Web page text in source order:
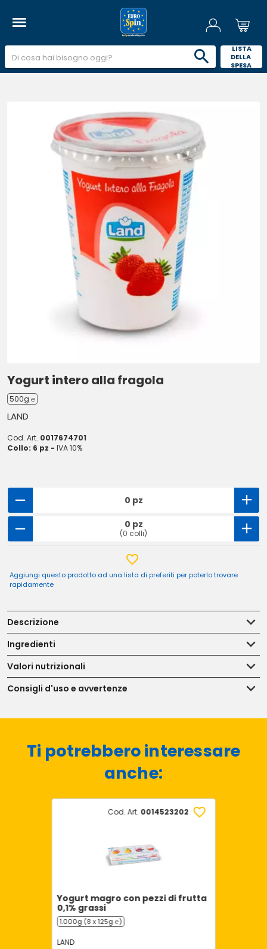
LISTA
DELLA
SPESA
Yogurt intero alla fragola
500g ℮
LAND
Cod. Art. 0017674701
Collo: 6 pz - IVA 10%
0 pz
0 pz
(0 colli)
Aggiungi questo prodotto ad una lista di preferiti per poterlo trovare
rapidamente
Descrizione
Ingredienti
Valori nutrizionali
Consigli d'uso e avvertenze
Ti potrebbero interessare
anche:
Cod. Art. 0014523202
Yogurt magro con pezzi di frutta
0,1% grassi
1.000g (8 x 125g ℮)
LAND